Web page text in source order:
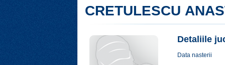
CRETULESCU
Detaliile
Data nasterii